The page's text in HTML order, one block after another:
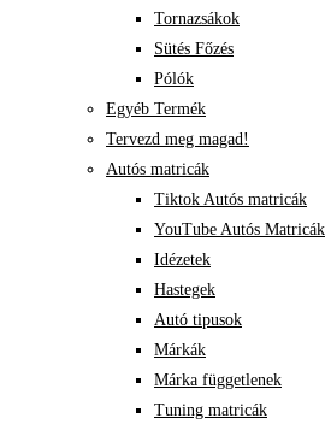
Tornazsákok
Sütés Főzés
Pólók
Egyéb Termék
Tervezd meg magad!
Autós matricák
Tiktok Autós matricák
YouTube Autós Matricák
Idézetek
Hastegek
Autó tipusok
Márkák
Márka függetlenek
Tuning matricák